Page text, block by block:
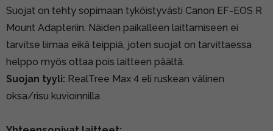
Suojat on tehty sopimaan tyköistyvästi Canon EF-EOS R
Mount Adapteriin. Näiden paikalleen laittamiseen ei
tarvitse liimaa eikä teippiä, joten suojat on tarvittaessa
helppo myös ottaa pois laitteen päältä.
Suojan tyyli: RealTree Max 4 eli ruskean välinen
oksa/risu kuvioinnilla